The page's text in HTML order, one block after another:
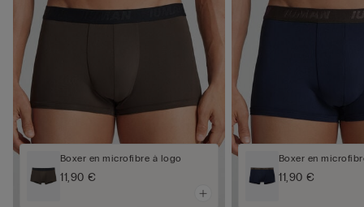
Boxer en microfibre à logo
11,90 €
Boxer en
11,90 €